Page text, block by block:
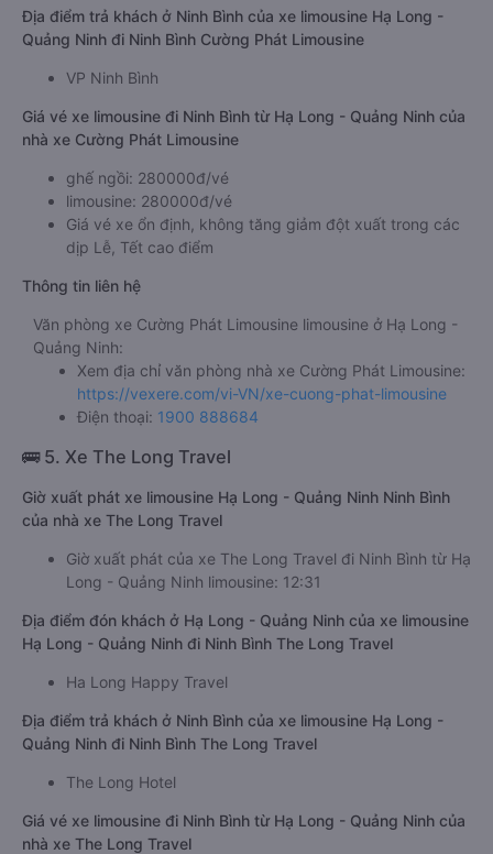
Địa điểm trả khách ở Ninh Bình của xe limousine Hạ Long -
Quảng Ninh đi Ninh Bình Cường Phát Limousine
VP Ninh Bình
Giá vé xe limousine đi Ninh Bình từ Hạ Long - Quảng Ninh của
nhà xe Cường Phát Limousine
ghế ngồi: 280000đ/vé
limousine: 280000đ/vé
Giá vé xe ổn định, không tăng giảm đột xuất trong các
dịp Lễ, Tết cao điểm
Thông tin liên hệ
Văn phòng xe Cường Phát Limousine limousine ở Hạ Long -
Quảng Ninh:
Xem địa chỉ văn phòng nhà xe Cường Phát Limousine:
https://vexere.com/vi-VN/xe-cuong-phat-limousine
Điện thoại: 1900 888684
🚌 5. Xe The Long Travel
Giờ xuất phát xe limousine Hạ Long - Quảng Ninh Ninh Bình
của nhà xe The Long Travel
Giờ xuất phát của xe The Long Travel đi Ninh Bình từ Hạ
Long - Quảng Ninh limousine: 12:31
Địa điểm đón khách ở Hạ Long - Quảng Ninh của xe limousine
Hạ Long - Quảng Ninh đi Ninh Bình The Long Travel
Ha Long Happy Travel
Địa điểm trả khách ở Ninh Bình của xe limousine Hạ Long -
Quảng Ninh đi Ninh Bình The Long Travel
The Long Hotel
Giá vé xe limousine đi Ninh Bình từ Hạ Long - Quảng Ninh của
nhà xe The Long Travel